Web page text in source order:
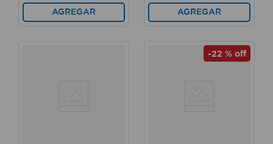
AGREGAR AGREGAR
-22 % off